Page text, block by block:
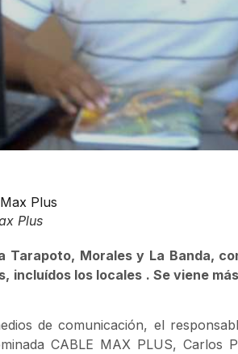
Plus
Tarapoto, Morales y La Banda,
incluídos los locales . Se viene
de comunicación, el
CABLE MAX PLUS, Carlos